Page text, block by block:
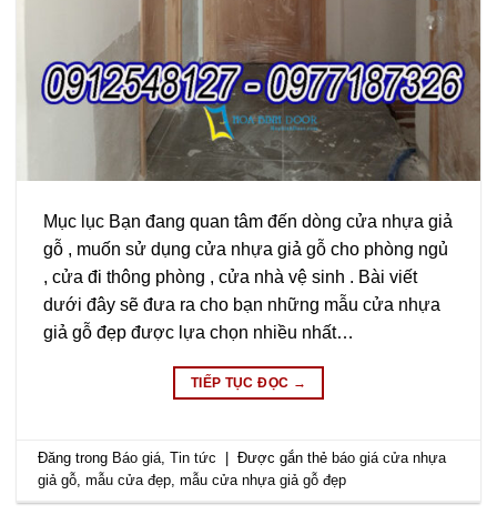
Mục lục Bạn đang quan tâm đến dòng cửa nhựa giả
gỗ , muốn sử dụng cửa nhựa giả gỗ cho phòng ngủ
, cửa đi thông phòng , cửa nhà vệ sinh . Bài viết
dưới đây sẽ đưa ra cho bạn những mẫu cửa nhựa
giả gỗ đẹp được lựa chọn nhiều nhất…
TIẾP TỤC ĐỌC →
Đăng trong Báo giá,Tin tức Được gắn thẻ báo giá cửa nhựa
giả gỗ,mẫu cửa đẹp,mẫu cửa nhựa giả gỗ đẹp